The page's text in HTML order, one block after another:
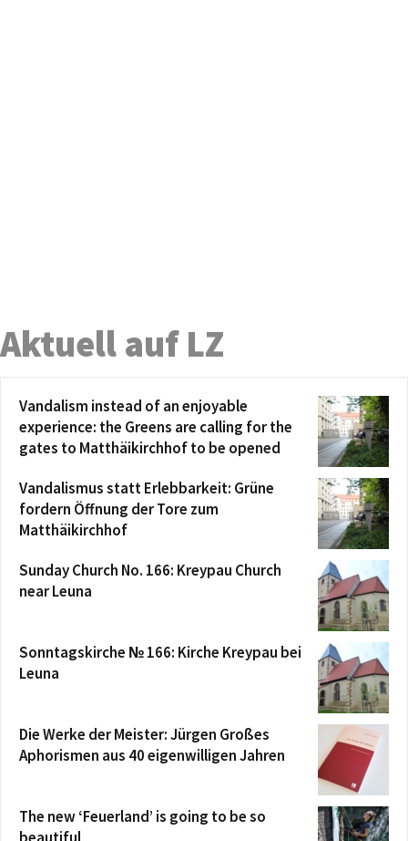
Aktuell auf LZ
Vandalism instead of an enjoyable
experience: the Greens are calling for the
gates to Matthäikirchhof to be opened
Vandalismus statt Erlebbarkeit: Grüne
fordern Öffnung der Tore zum
Matthäikirchhof
Sunday Church No. 166: Kreypau Church
near Leuna
Sonntagskirche № 166: Kirche Kreypau bei
Leuna
Die Werke der Meister: Jürgen Großes
Aphorismen aus 40 eigenwilligen Jahren
The new ‘Feuerland’ is going to be so